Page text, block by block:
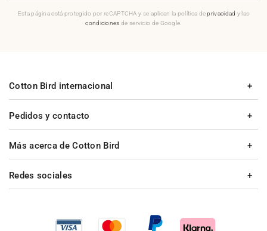
Esta página está protegido por reCAPTCHA y se aplican la política deprivacidad y las
condiciones de servicio de Google.
Pedidos y contacto
Más acerca de Cotton Bird
Cotton Bird internacional
Redes sociales